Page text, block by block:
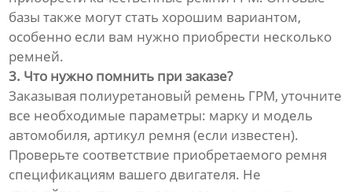
базы также могут стать хорошим вариантом,
особенно если вам нужно приобрести несколько
ремней.
3. Что нужно помнить при заказе?
Заказывая полиуретановый ремень ГРМ, уточните
все необходимые параметры: марку и модель
автомобиля, артикул ремня (если известен).
Проверьте соответствие приобретаемого ремня
спецификациям вашего двигателя. Не